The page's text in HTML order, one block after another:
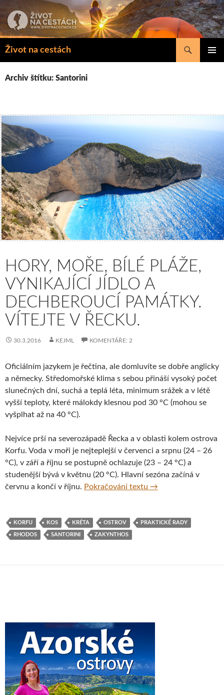
k
obsahu
Život na cestách
Hledat
Archiv štítku: Santorini
HORY, MOŘE, BÍLÉ PLÁŽE,
VYNIKAJÍCÍ JÍDLO A
DECHBEROUCÍ PAMÁTKY.
VÍTEJTE V ŘECKU.
30.3.2016 KEJML KOMENTÁŘE: 2
Oficiálním jazykem je řečtina, ale domluvíte se dobře anglicky
a německy. Středomořské klima s sebou přináší vysoký počet
slunečných dní, suchá a teplá léta, minimum srážek a v létě
vyšší teploty, které málokdy klesnou pod 30 °C (mohou se
vyšplhat až na 40 °C).
Nejvíce prší na severozápadě Řecka a v oblasti kolem ostrova
Korfu. Voda v moři je nejteplejší v červenci a srpnu (24 – 26
°C), v září a říjnu se postupně ochlazuje (23 – 24 °C) a
studenější bývá v květnu (20 °C). Hlavní sezóna začíná v
červnu a končí v říjnu. Pokračování textu Hory, moře, bílé
→
KORFU KOS KRÉTA OSTROV PRAKTICKÉ RADY
RHODOS SANTORINI ZAKYNTHOS